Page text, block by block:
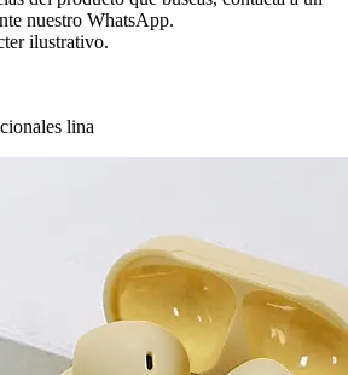
nuestro WhatsApp.
ilustrativo.
lina